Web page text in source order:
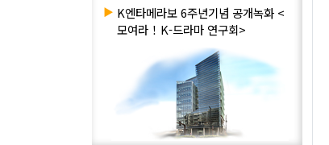
▶ K엔타메라보 6주년기념 공개녹화 <
모여라！K-드라마 연구회>